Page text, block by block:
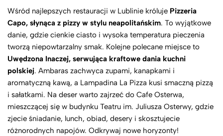
Wśród najlepszych restauracji w Lublinie króluje Pizzeria
Capo, słynąca z pizzy w stylu neapolitańskim. To wyjątkowe
danie, gdzie cienkie ciasto i wysoka temperatura pieczenia
tworzą niepowtarzalny smak. Kolejne polecane miejsce to
Uwędzona Inaczej, serwująca kraftowe dania kuchni
polskiej. Ambaras zachwyca zupami, kanapkami i
aromatyczną kawą, a Lampadina La Pizza kusi smaczną pizzą
i sałatkami. Na deser warto zajrzeć do Cafe Osterwa,
mieszczącej się w budynku Teatru im. Juliusza Osterwy, gdzie
zjecie śniadanie, lunch, obiad, desery i skosztujecie
różnorodnych napojów. Odkrywaj nowe horyzonty!